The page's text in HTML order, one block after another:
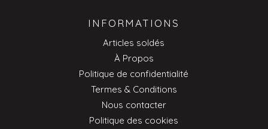
INFORMATIONS
Articles soldés
À Propos
Politique de confidentialité
Termes & Conditions
Nous contacter
Politique des cookies